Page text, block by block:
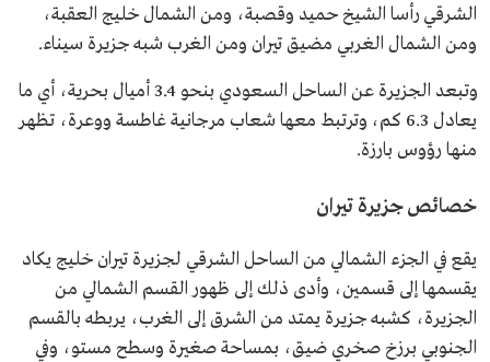
الشرقي رأسا الشيخ حميد وقصبة، ومن الشمال خليج العقبة،
ومن الشمال الغربي مضيق تيران ومن الغرب شبه جزيرة سيناء.
وتبعد الجزيرة عن الساحل السعودي بنحو 3.4 أميال بحرية، أي ما
يعادل 6.3 كم، وترتبط معها شعاب مرجانية غاطسة ووعرة، تظهر
منها رؤوس بارزة.
خصائص جزيرة تيران
يقع في الجزء الشمالي من الساحل الشرقي لجزيرة تيران خليج يكاد
يقسمها إلى قسمين، وأدى ذلك إلى ظهور القسم الشمالي من
الجزيرة، كشبه جزيرة يمتد من الشرق إلى الغرب، يربطه بالقسم
الجنوبي برزخ صخري ضيق، بمساحة صغيرة وسطح مستو، وفي